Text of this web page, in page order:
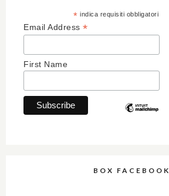
* indica requisiti obbligatori
Email Address *
First Name
BOX FACEBOOK